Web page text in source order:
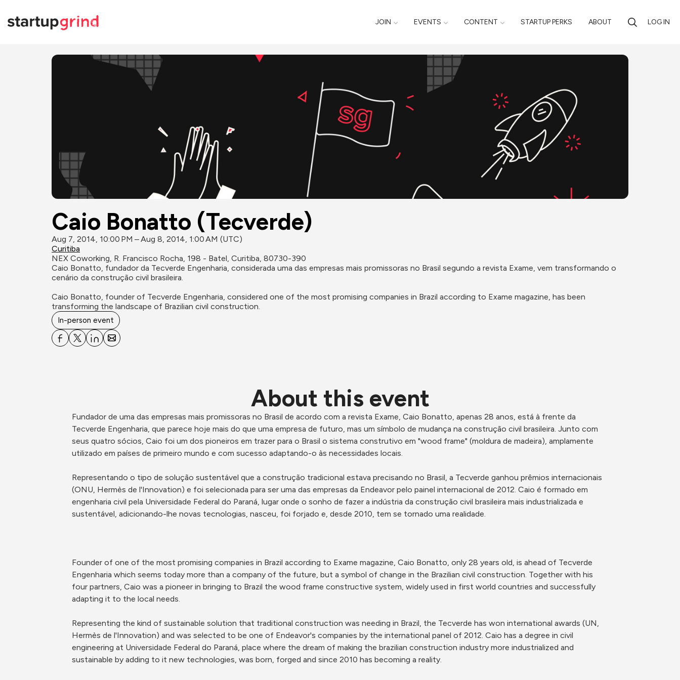
JOIN EVENTS CONTENT STARTUP PERKS ABOUT LOG IN
Caio Bonatto (Tecverde)
Aug 7, 2014, 10:00 PM – Aug 8, 2014, 1:00 AM (UTC)
Curitiba
NEX Coworking, R. Francisco Rocha, 198 - Batel, Curitiba, 80730-390
Caio Bonatto, fundador da Tecverde Engenharia, considerada uma das empresas mais promissoras no Brasil segundo a revista Exame, vem transformando o
cenário da construção civil brasileira.
Caio Bonatto, founder of Tecverde Engenharia, considered one of the most promising companies in Brazil according to Exame magazine, has been
transforming the landscape of Brazilian civil construction.
In-person event
About this event
Fundador de uma das empresas mais promissoras no Brasil de acordo com a revista Exame, Caio Bonatto, apenas 28 anos, está à frente da
Tecverde Engenharia, que parece hoje mais do que uma empresa de futuro, mas um símbolo de mudança na construção civil brasileira. Junto com
seus quatro sócios, Caio foi um dos pioneiros em trazer para o Brasil o sistema construtivo em "wood frame" (moldura de madeira), amplamente
utilizado em países de primeiro mundo e com sucesso adaptando-o às necessidades locais.
Representando o tipo de solução sustentável que a construção tradicional estava precisando no Brasil, a Tecverde ganhou prêmios internacionais
(ONU, Hermès de l'Innovation) e foi selecionada para ser uma das empresas da Endeavor pelo painel internacional de 2012. Caio é formado em
engenharia civil pela Universidade Federal do Paraná, lugar onde o sonho de fazer a indústria da construção civil brasileira mais industrializada e
sustentável, adicionando-lhe novas tecnologias, nasceu, foi forjado e, desde 2010, tem se tornado uma realidade.
Founder of one of the most promising companies in Brazil according to Exame magazine, Caio Bonatto, only 28 years old, is ahead of Tecverde
Engenharia which seems today more than a company of the future, but a symbol of change in the Brazilian civil construction. Together with his
four partners, Caio was a pioneer in bringing to Brazil the wood frame constructive system, widely used in first world countries and successfully
adapting it to the local needs.
Representing the kind of sustainable solution that traditional construction was needing in Brazil, the Tecverde has won international awards (UN,
Hermès de l'Innovation) and was selected to be one of Endeavor's companies by the international panel of 2012. Caio has a degree in civil
engineering at Universidade Federal do Paraná, place where the dream of making the brazilian construction industry more industrialized and
sustainable by adding to it new technologies, was born, forged and since 2010 has becoming a reality.